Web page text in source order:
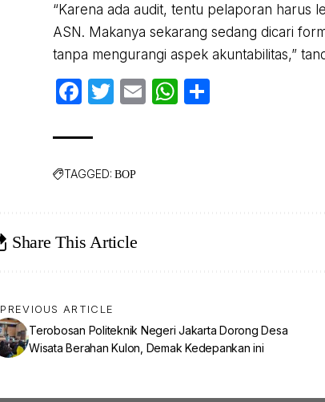
“Karena ada audit, tentu pelaporan harus
ASN. Makanya sekarang sedang dicari
tanpa mengurangi aspek akuntabilitas,”
Facebook
Twitter
EmailWhatsApp
TAGGED: BOP
Share This Article
PREVIOUS ARTICLE
Terobosan Politeknik Negeri Jakarta Dorong Desa
Wisata Berahan Kulon, Demak Kedepankan ini